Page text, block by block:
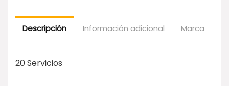
Descripción Información adicional Marca
20 Servicios